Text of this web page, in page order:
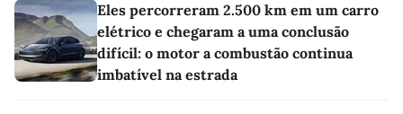
Eles percorreram 2.500 km em um carro
elétrico e chegaram a uma conclusão
difícil: o motor a combustão continua
imbatível na estrada